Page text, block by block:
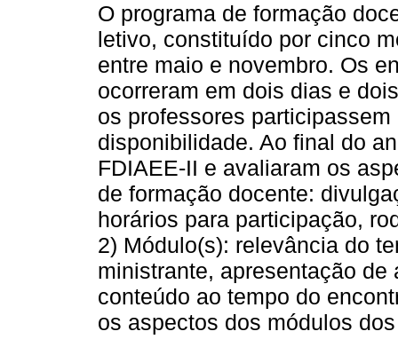
O programa de formação
letivo, constituído por cinco
entre maio e novembro. Os
ocorreram em dois dias e
os professores
disponibilidade. Ao final do
FDIAEE-II e avaliaram os
de formação docente:
horários para participação,
2) Módulo(s): relevância do
ministrante, apresentação
conteúdo ao tempo do
os aspectos dos módulos